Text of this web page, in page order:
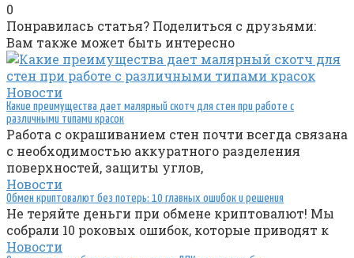
0
Понравилась статья? Поделиться с друзьями:
Вам также может быть интересно
Новости
Какие преимущества дает малярный скотч для стен при работе с
различными типами красок
Работа с окрашиванием стен почти всегда связана
с необходимостью аккуратного разделения
поверхностей, защиты углов,
Новости
Обмен криптовалют без потерь: 10 главных ошибок и решения
Не теряйте деньги при обмене криптовалют! Мы
собрали 10 роковых ошибок, которые приводят к
Новости